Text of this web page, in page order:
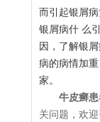
而引起银屑病
银屑病什 么
因，了解银
病的病情加
家。
牛皮癣
关问题，欢